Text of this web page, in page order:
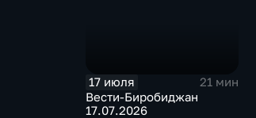
17 июля
21 мин
Вести-Биробиджан
17.07.2026